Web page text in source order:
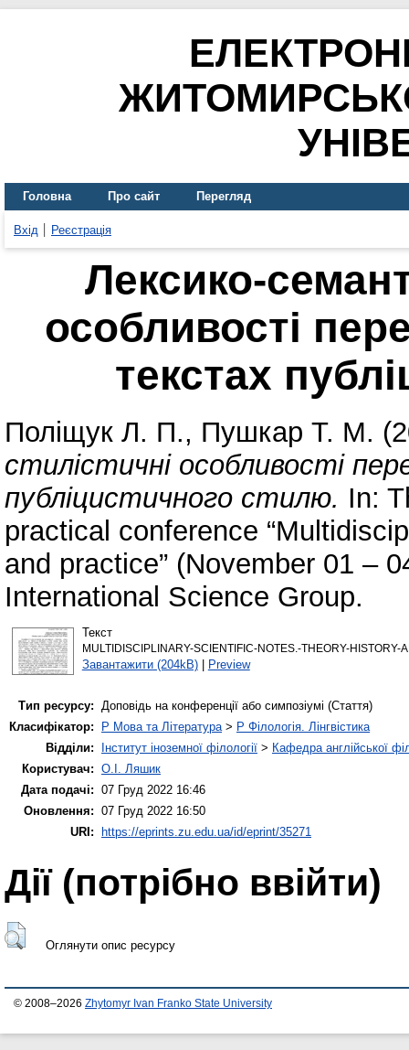
Головна Про сайт Перегляд
Вхід Реєстрація
Лексико-
особливості
текстах
Поліщук Л. П., Пушкар Т. М.
стилістичні особливості
публіцистичного стилю. In:
practical conference
and practice” (November 01 –
International Science Group.
Текст
MULTIDISCIPLINARY-SCIENTIFIC-NOTES.-THEORY-HISTORY-
Завантажити (204kB)| Preview
Тип ресурсу: Доповідь на конференції або симпозіумі (Стаття)
Класифікатор:
P Мова та Література> P Філологія. Лінгвістика
Відділи:
Інститут іноземної філології > Кафедра англійської
Користувач: О.І. Ляшик
Дата подачі: 07 Груд 2022 16:46
Оновлення: 07 Груд 2022 16:50
URI:
https://eprints.zu.edu.ua/id/eprint/35271
Дії ​​(потрібно ввійти)
Оглянути опис ресурсу
© 2008–2026 Zhytomyr Ivan Franko State University